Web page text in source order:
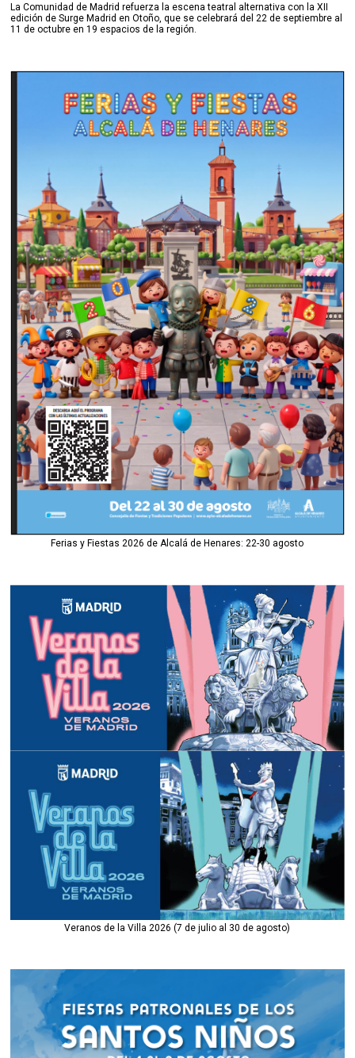
La Comunidad de Madrid refuerza la escena teatral alternativa con la XII
edición de Surge Madrid en Otoño, que se celebrará del 22 de septiembre al
11 de octubre en 19 espacios de la región.
Ferias y Fiestas 2026 de Alcalá de Henares: 22-30 agosto
Veranos de la Villa 2026 (7 de julio al 30 de agosto)